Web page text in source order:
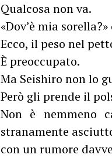
Qualcosa non va.
«Dov’è mia
Ecco, il peso nel
È preoccupato.
Ma Seishiro non lo
Però gli prende il
Non è nemmeno
stranamente
con un rumore